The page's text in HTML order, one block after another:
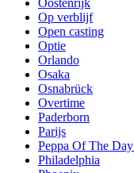
Oostenrijk
Op verblijf
Open casting
Optie
Orlando
Osaka
Osnabrück
Overtime
Paderborn
Parijs
Peppa Of The
Philadelphia